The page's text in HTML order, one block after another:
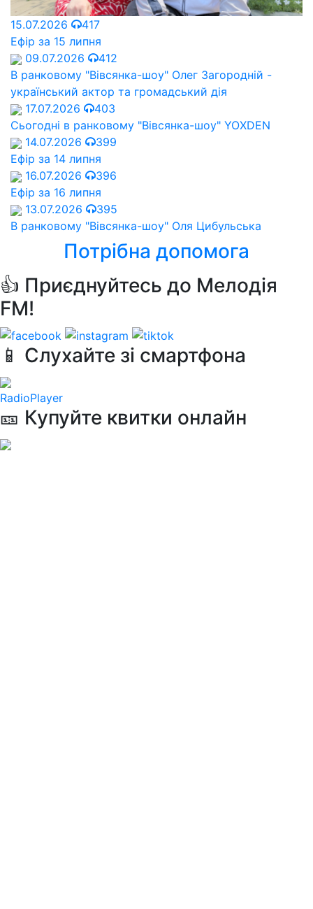
15.07.2026
417
Ефір за 15 липня
09.07.2026
412
В ранковому "Вівсянка-шоу" Олег Загородній -
український актор та громадський дія
17.07.2026
403
Сьогодні в ранковому "Вівсянка-шоу" YOXDEN
14.07.2026
399
Ефір за 14 липня
16.07.2026
396
Ефір за 16 липня
13.07.2026
395
В ранковому "Вівсянка-шоу" Оля Цибульська
Потрібна допомога
👍 Приєднуйтесь до Мелодія
FM!
📱 Слухайте зі смартфона
RadioPlayer
🎫 Купуйте квитки онлайн